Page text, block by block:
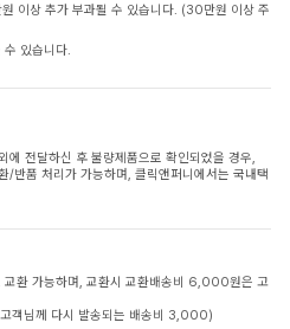
이상 추가 부과될 수 있습니다. (30만원 이상 주
있습니다.
전달하신 후 불량제품으로 확인되었을 경우,
/반품 처리가 가능하며, 클릭앤퍼니에서는 국내택
교환 가능하며, 교환시 교환배송비 6,000원은 고
객님께 다시 발송되는 배송비 3,000)